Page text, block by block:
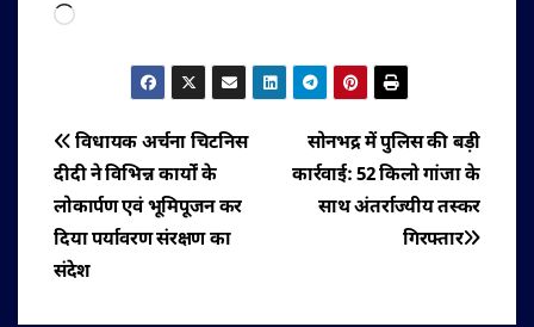
Loading…
पोस्ट
नेविगेशन
सोनभद्र में पुलिस की बड़ी
कार्रवाई: 52 किलो गांजा के
साथ अंतर्राज्यीय तस्कर
गिरफ्तार
विधायक अर्चना चिटनिस
दीदी ने विभिन्न कार्यों के
लोकार्पण एवं भूमिपूजन कर
दिया पर्यावरण संरक्षण का
संदेश